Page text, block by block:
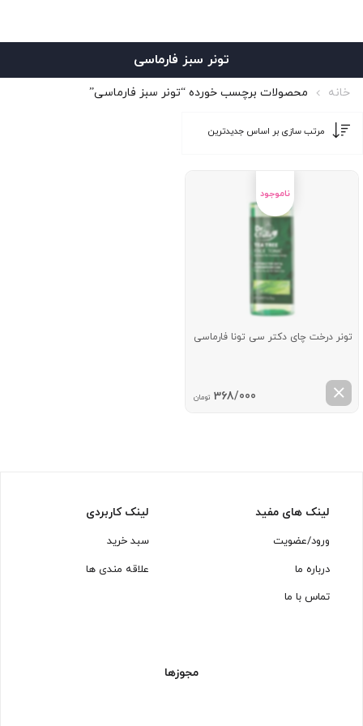
تونر سبز فارماسی
خانه محصولات برچسب خورده “تونر سبز فارماسی”
تونر درخت چای دکتر سی تونا فارماسی
368/000 تومان
لینک های مفید
ورود/عضویت
درباره ما
تماس با ما
لینک کاربردی
سبد خرید
علاقه مندی ها
مجوزها